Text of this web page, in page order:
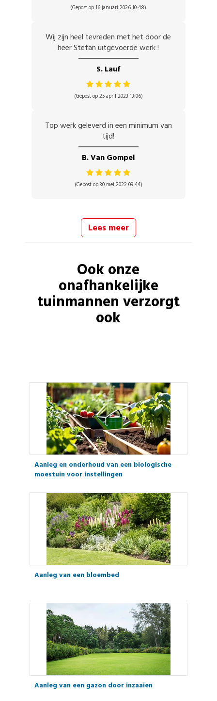
(Gepost op 16 januari 2026 10:48)
Wij zijn heel tevreden met het door de
heer Stefan uitgevoerde werk !
S. Lauf
(Gepost op 25 april 2023 13:06)
Top werk geleverd in een minimum van
tijd!
B. Van Gompel
(Gepost op 30 mei 2022 09:44)
Lees meer
Ook onze
onafhankelijke
tuinmannen verzorgt
ook
Aanleg en onderhoud van een biologische
moestuin voor instellingen
Aanleg van een bloembed
Aanleg van een gazon door inzaaien